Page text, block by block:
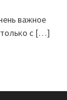
важное
с […]